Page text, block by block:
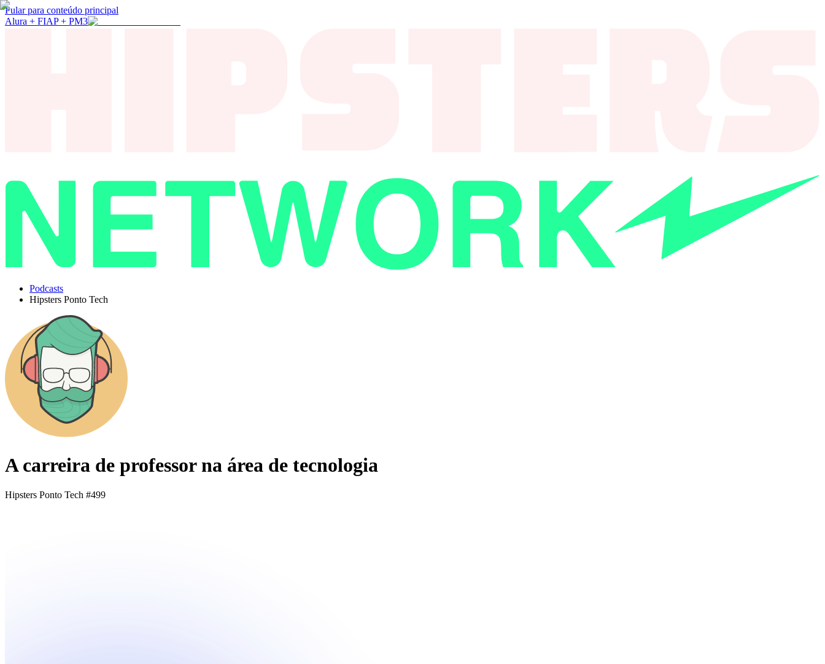
Pular para conteúdo principal
Alura + FIAP + PM3
Podcasts
Hipsters Ponto Tech
A carreira de professor na área de tecnologia
Hipsters Ponto Tech #499